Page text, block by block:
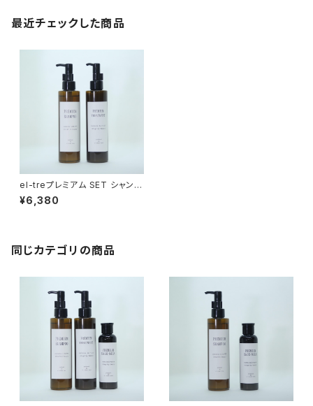
最近チェックした商品
el-treプレミアム SET シャンプ
ー&トリートメント
¥6,380
同じカテゴリの商品